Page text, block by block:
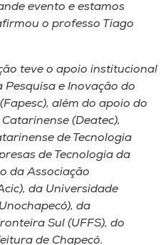
evento e estamos
o professo Tiago
teve o apoio institucional
e Inovação do
além do apoio do
(Deatec),
de Tecnologia
de Tecnologia da
da Associação
da Universidade
da
Sul (UFFS), do
de Chapecó.